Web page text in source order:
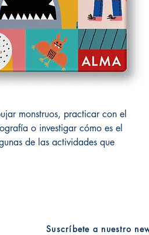
monstruos, practicar con el
o investigar cómo es el
de las actividades que
Suscríbete a nuestro